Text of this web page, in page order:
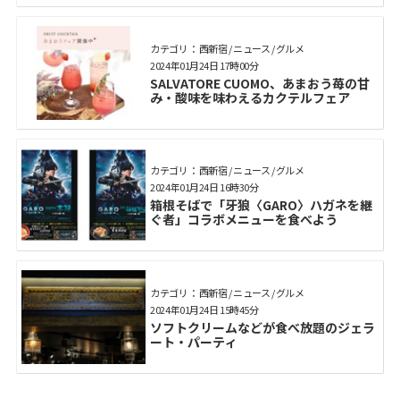
カテゴリ： 西新宿 / ニュース / グルメ
SALVATORE CUOMO、あまおう苺の甘
み・酸味を味わえるカクテルフェア
2024年01月24日 17時00分
カテゴリ： 西新宿 / ニュース / グルメ
箱根そばで「牙狼〈GARO〉ハガネを継
ぐ者」コラボメニューを食べよう
2024年01月24日 16時30分
カテゴリ： 西新宿 / ニュース / グルメ
ソフトクリームなどが食べ放題のジェラ
ート・パーティ
2024年01月24日 15時45分